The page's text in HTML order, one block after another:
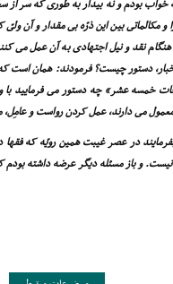
بودم و نه بیدار به طورى که سر از
مکالماتى بین این ذرّه بى مقدار و آن
نقد و نیل اجتهادى به آن عمل مى
دستور چیست؟ فرمودند: همان است
خمسه عشر» چه دستور مى فرمایید با
مى دارند، عمل کردن رواست و
در عصر غیبت همین رویّه که فقها
و باز مسئله دیگر عرضه داشته بودم